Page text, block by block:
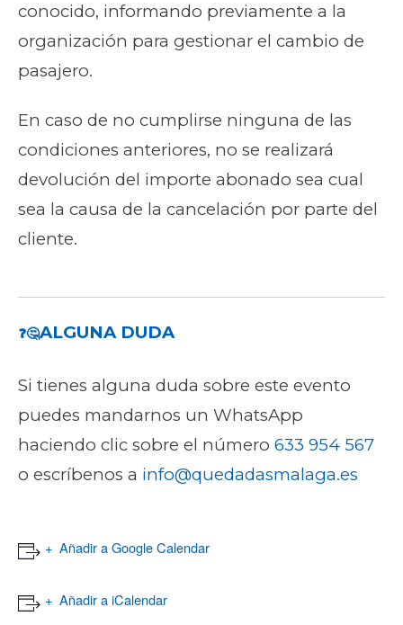
conocido, informando previamente a la
organización para gestionar el cambio de
pasajero.
En caso de no cumplirse ninguna de las
condiciones anteriores, no se realizará
devolución del importe abonado sea cual
sea la causa de la cancelación por parte del
cliente.
❓🤔ALGUNA DUDA
Si tienes alguna duda sobre este evento
puedes mandarnos un WhatsApp
haciendo clic sobre el número 633 954 567
o escríbenos a info@quedadasmalaga.es
Añadir a Google Calendar
Añadir a iCalendar